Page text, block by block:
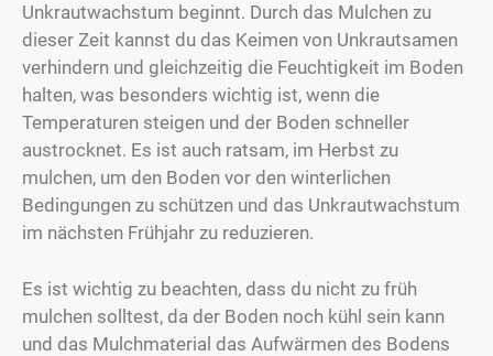
Unkrautwachstum beginnt. Durch das Mulchen zu
dieser Zeit kannst du das Keimen von Unkrautsamen
verhindern und gleichzeitig die Feuchtigkeit im Boden
halten, was besonders wichtig ist, wenn die
Temperaturen steigen und der Boden schneller
austrocknet. Es ist auch ratsam, im Herbst zu
mulchen, um den Boden vor den winterlichen
Bedingungen zu schützen und das Unkrautwachstum
im nächsten Frühjahr zu reduzieren.
Es ist wichtig zu beachten, dass du nicht zu früh
mulchen solltest, da der Boden noch kühl sein kann
und das Mulchmaterial das Aufwärmen des Bodens